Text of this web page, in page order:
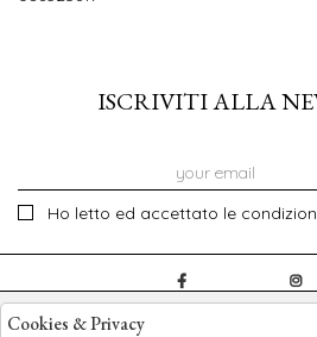
ISCRIVITI ALLA
Ho letto ed accettato le
Cookies & Privacy